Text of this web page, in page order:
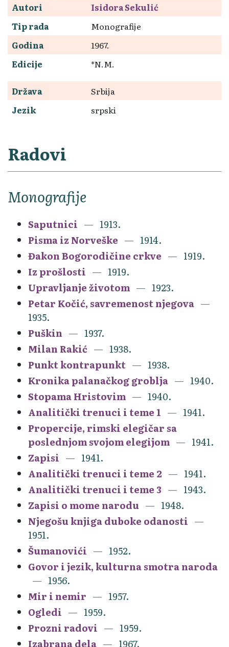
Autori
Isidora Sekulić
Tip rada
Monografije
Godina
1967.
Edicije
*N.M.
Država
Srbija
Jezik
srpski
Radovi
Monografije
Saputnici
1913.
Pisma iz Norveške
1914.
Đakon Bogorodičine crkve
1919.
Iz prošlosti
1919.
Upravljanje životom
1923.
Petar Kočić, savremenost njegova
1935.
Puškin
1937.
Milan Rakić
1938.
Punkt kontrapunkt
1938.
Kronika palanačkog groblja
1940.
Stopama Hristovim
1940.
Analitički trenuci i teme 1
1941.
Propercije, rimski elegičar sa
poslednjom svojom elegijom
1941.
Zapisi
1941.
Analitički trenuci i teme 2
1941.
Analitički trenuci i teme 3
1943.
Zapisi o mome narodu
1948.
Njegošu knjiga duboke odanosti
1951.
Šumanovići
1952.
Govor i jezik, kulturna smotra naroda
1956.
Mir i nemir
1957.
Ogledi
1959.
Prozni radovi
1959.
Izabrana dela
1967.